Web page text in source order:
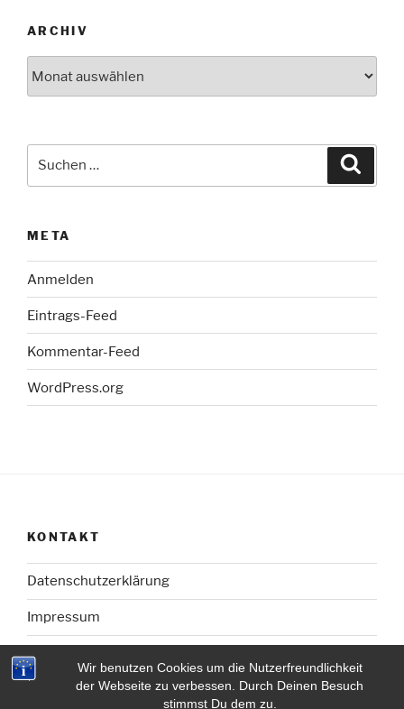
Wir benutzen Cookies um die Nutzerfreundlichkeit
der Webseite zu verbessen. Durch Deinen Besuch
stimmst Du dem zu.
ARCHIV
META
Anmelden
Eintrags-Feed
Kommentar-Feed
WordPress.org
KONTAKT
Datenschutzerklärung
Impressum